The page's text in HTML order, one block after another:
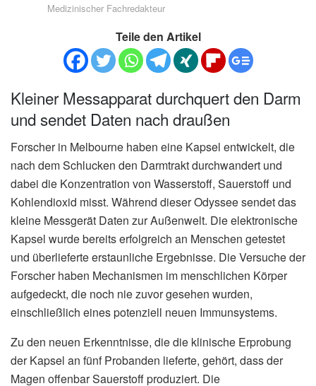
Medizinischer Fachredakteur
Teile den Artikel
Kleiner Messapparat durchquert den Darm
und sendet Daten nach draußen
Forscher in Melbourne haben eine Kapsel entwickelt, die
nach dem Schlucken den Darmtrakt durchwandert und
dabei die Konzentration von Wasserstoff, Sauerstoff und
Kohlendioxid misst. Während dieser Odyssee sendet das
kleine Messgerät Daten zur Außenwelt. Die elektronische
Kapsel wurde bereits erfolgreich an Menschen getestet
und überlieferte erstaunliche Ergebnisse. Die Versuche der
Forscher haben Mechanismen im menschlichen Körper
aufgedeckt, die noch nie zuvor gesehen wurden,
einschließlich eines potenziell neuen Immunsystems.
Zu den neuen Erkenntnisse, die die klinische Erprobung
der Kapsel an fünf Probanden lieferte, gehört, dass der
Magen offenbar Sauerstoff produziert. Die